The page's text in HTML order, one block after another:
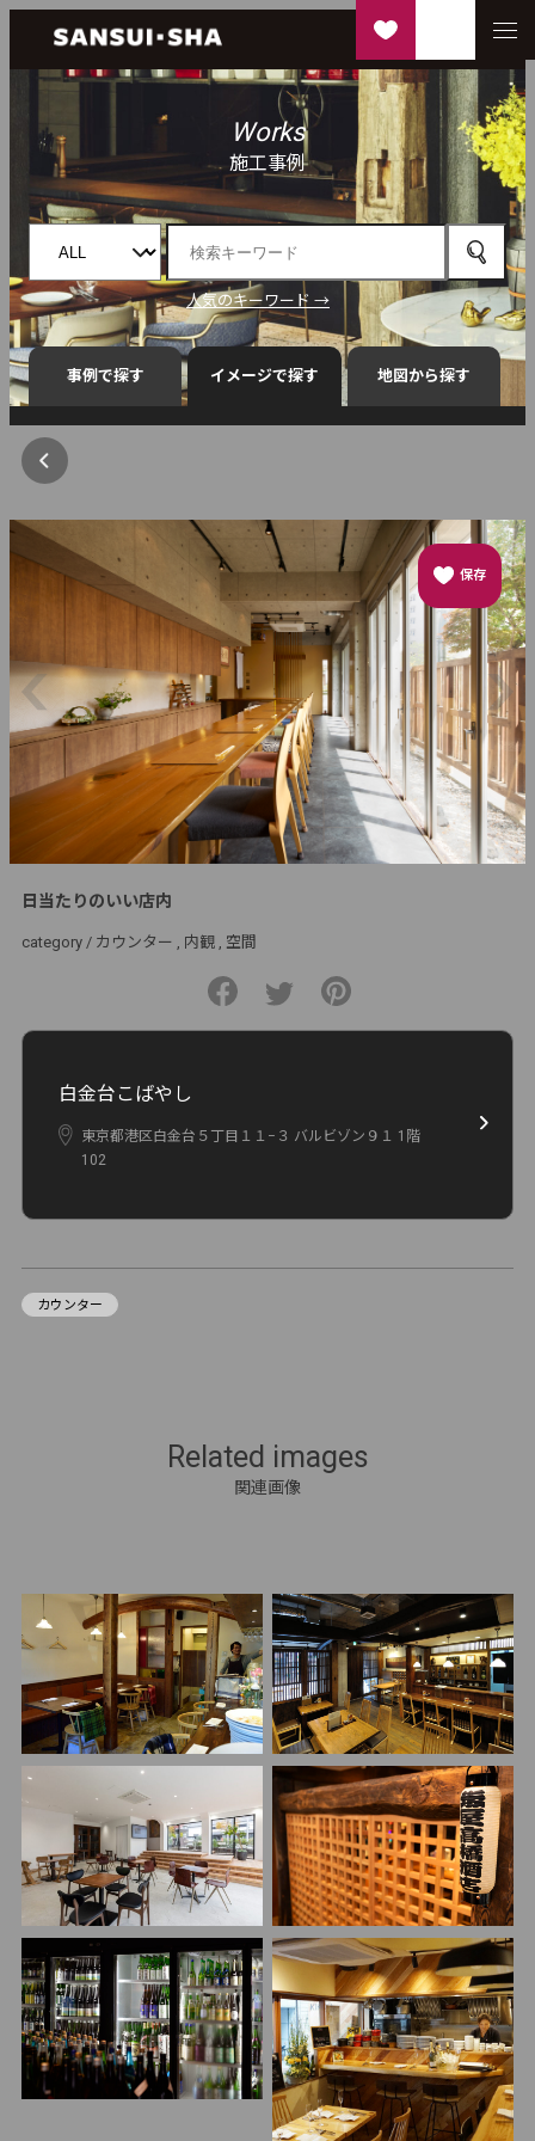
Works
施工事例
人気のキーワード →
事例で探す イメージで探す 地図から探す
保存
日当たりのいい店内
category / カウンター 内観 空間
白金台こばやし
東京都港区白金台５丁目１１−３ バルビゾン９１ 1階
102
カウンター
Related images
関連画像